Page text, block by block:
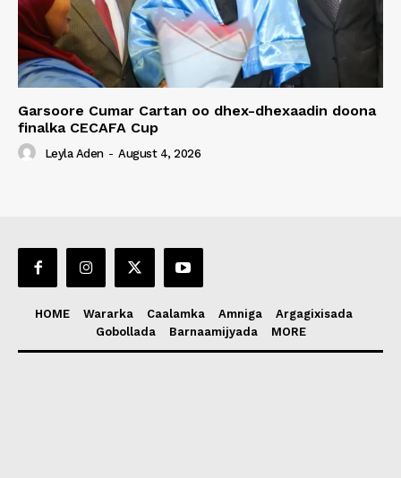
Garsoore Cumar Cartan oo dhex-dhexaadin doona
finalka CECAFA Cup
Leyla Aden - August 4, 2026
HOME Wararka Caalamka Amniga
Argagixisada
Gobollada
Barnaamijyada MORE